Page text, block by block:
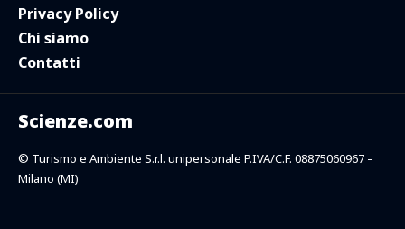
Scienze.com
© Turismo e Ambiente S.r.l. unipersonale P.IVA/C.F. 08875060967 –
Milano (MI)
Privacy Policy
Chi siamo
Contatti